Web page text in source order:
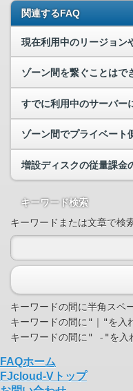
関連するFAQ
ゾーン間を繋ぐことはで
ゾーン間でプライベート
増設ディスクの従量課金
キーワード検索
キーワードまたは文章で検
キーワードの間に半角スペ
キーワードの間に"｜"を入
FAQホーム
FJcloud-Vトップ